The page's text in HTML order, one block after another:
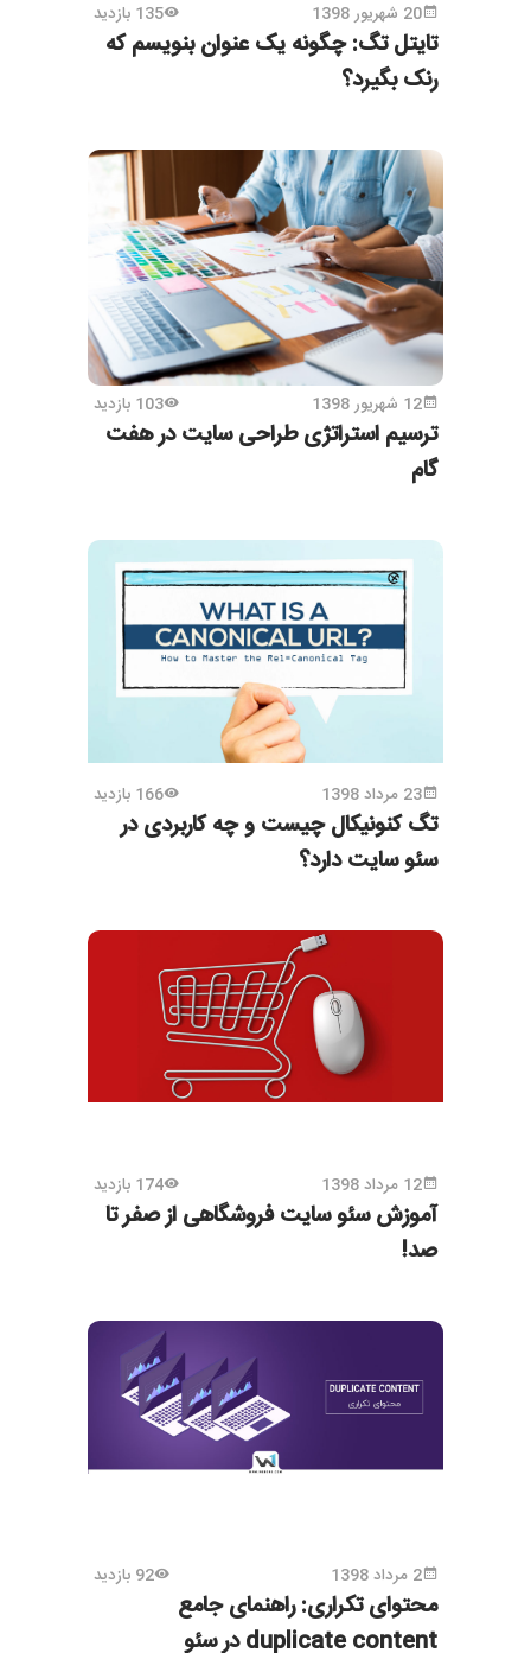
20 شهریور 1398 135 بازدید
تایتل تگ: چگونه یک عنوان بنویسم که
رنک بگیرد؟
12 شهریور 1398 103 بازدید
ترسیم استراتژی طراحی سایت در هفت
گام
23 مرداد 1398 166 بازدید
تگ کنونیکال چیست و چه کاربردی در
سئو سایت دارد؟
12 مرداد 1398 174 بازدید
آموزش سئو سایت فروشگاهی از صفر تا
صد!
2 مرداد 1398 92 بازدید
محتوای تکراری: راهنمای جامع
duplicate content در سئو